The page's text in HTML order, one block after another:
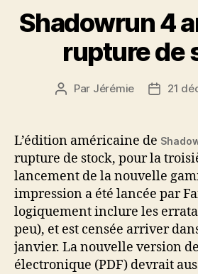
Shadowrun 4
rupture de
Auteur
Par Jérémie
Date
21
L’édition américaine de
rupture de stock, pour la
lancement de la nouvelle
impression a été lancée par
logiquement inclure les
peu), et est censée arriver
janvier. La nouvelle version
électronique (PDF) devrait